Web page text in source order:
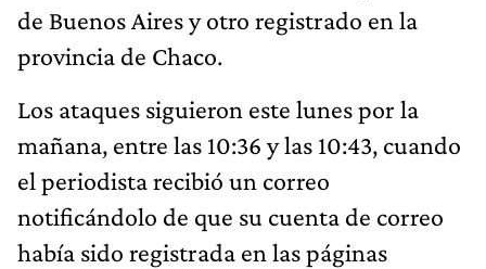
de Buenos Aires y otro registrado en la
provincia de Chaco.
Los ataques siguieron este lunes por la
mañana, entre las 10:36 y las 10:43, cuando
el periodista recibió un correo
notificándolo de que su cuenta de correo
había sido registrada en las páginas